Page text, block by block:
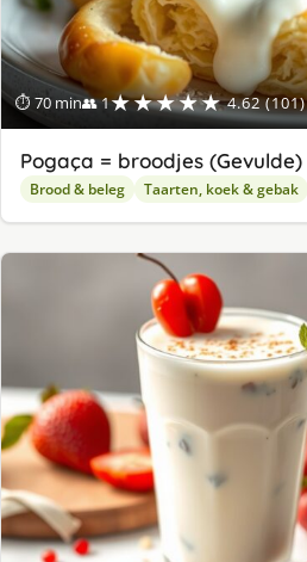
⏱ 70 min👥 1★★★★★ 4.62 (101)
Pogaça = broodjes (Gevulde)
Brood & beleg Taarten, koek & gebak